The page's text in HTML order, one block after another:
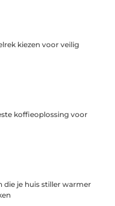
kiezen voor veilig
koffieoplossing voor
die je huis stiller warmer